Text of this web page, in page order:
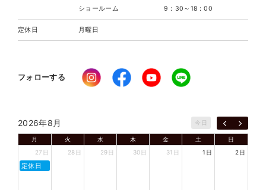
ショールーム 9：30～18：00
定休日 月曜日
フォローする
2026年8月 今日
月 火 水 木 金 土
日
27日
定休日
28日 29日 30日 31日 1日 2日